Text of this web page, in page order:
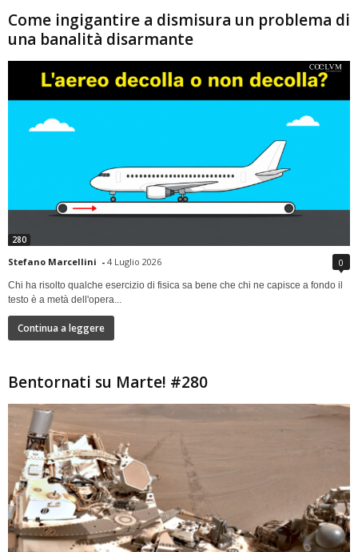
Come ingigantire a dismisura un problema di
una banalità disarmante
280
Stefano Marcellini - 4 Luglio 2026 0
Chi ha risolto qualche esercizio di fisica sa bene che chi ne capisce a fondo il
testo è a metà dell'opera...
Continua a leggere
Bentornati su Marte! #280